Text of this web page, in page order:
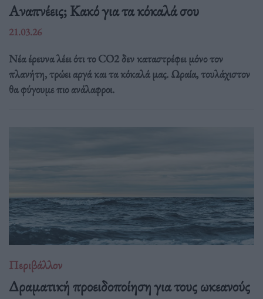
Αναπνέεις; Κακό για τα κόκαλά σου
21.03.26
Νέα έρευνα λέει ότι το CO2 δεν καταστρέφει μόνο τον
πλανήτη, τρώει αργά και τα κόκαλά μας. Ωραία, τουλάχιστον
θα φύγουμε πιο ανάλαφροι.
Περιβάλλον
Δραματική προειδοποίηση για τους ωκεανούς